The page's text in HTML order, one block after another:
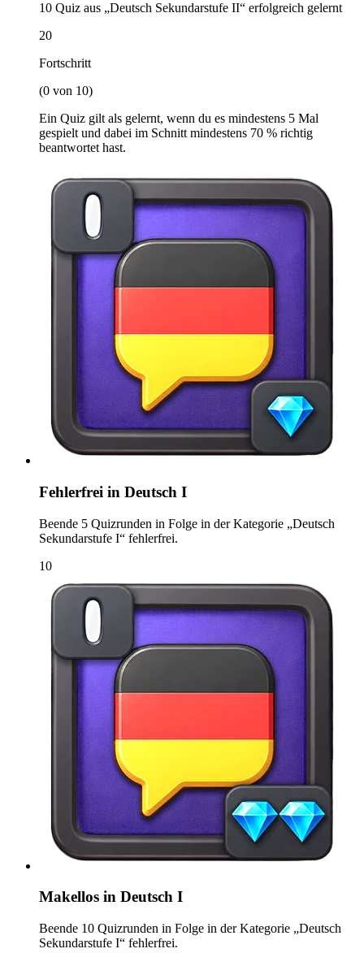
10 Quiz aus „Deutsch Sekundarstufe II“ erfolgreich gelernt
20
Fortschritt
(0 von 10)
Ein Quiz gilt als gelernt, wenn du es mindestens 5 Mal
gespielt und dabei im Schnitt mindestens 70 % richtig
beantwortet hast.
Fehlerfrei in Deutsch I
Beende 5 Quizrunden in Folge in der Kategorie „Deutsch
Sekundarstufe I“ fehlerfrei.
10
Makellos in Deutsch I
Beende 10 Quizrunden in Folge in der Kategorie „Deutsch
Sekundarstufe I“ fehlerfrei.